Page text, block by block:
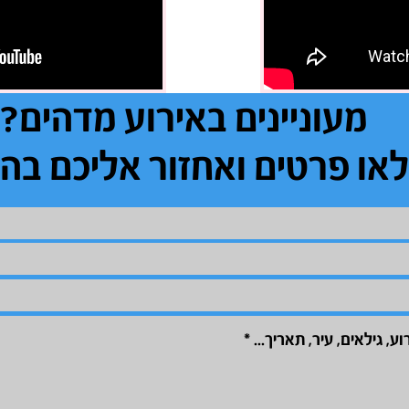
מעוניינים באירוע מדהים?
פרטים ואחזור אליכם